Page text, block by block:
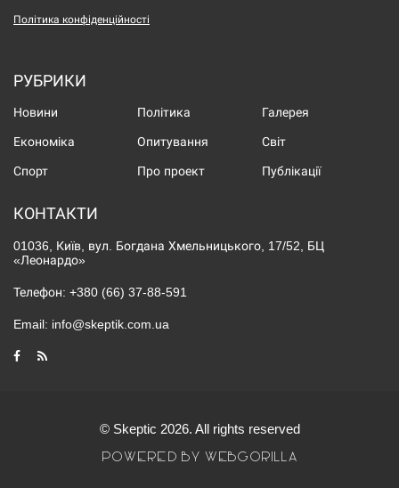
Політика конфіденційності
РУБРИКИ
Новини Політика Галерея
Економіка Опитування Світ
Спорт Про проект Публікації
КОНТАКТИ
01036, Київ, вул. Богдана Хмельницького, 17/52, БЦ
«Леонардо»
Телефон: +380 (66) 37-88-591
Email: info@skeptik.com.ua
© Skeptic 2026. All rights reserved
POWERED BY WEBGORILLA